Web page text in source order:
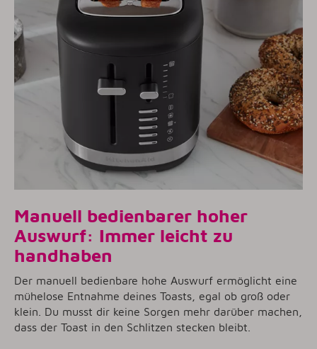
Manuell bedienbarer hoher
Auswurf: Immer leicht zu
handhaben
Der manuell bedienbare hohe Auswurf ermöglicht eine
mühelose Entnahme deines Toasts, egal ob groß oder
klein. Du musst dir keine Sorgen mehr darüber machen,
dass der Toast in den Schlitzen stecken bleibt.